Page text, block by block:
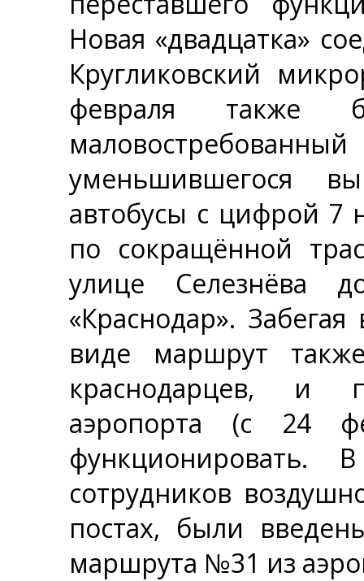
Новая «двадцатка»
Кругликовский
февраля
уменьшившегося
автобусы с цифрой 7
по сокращённой
улице Селезнёва
«Краснодар».
виде маршрут
краснодарцев, и
аэропорта (с 24
функционировать.
сотрудников
постах, были
маршрута №31 из